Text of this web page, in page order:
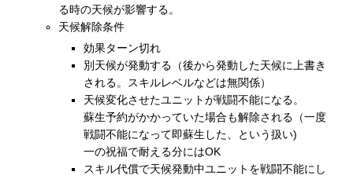
る時の天候が影響する。
天候解除条件
効果ターン切れ
別天候が発動する（後から発動した天候に上書き
される。スキルレベルなどは無関係）
天候変化させたユニットが戦闘不能になる。
蘇生予約がかかっていた場合も解除される（一度
戦闘不能になって即蘇生した、という扱い)
一の祝福で耐える分にはOK
スキル代償で天候発動中ユニットを戦闘不能にし